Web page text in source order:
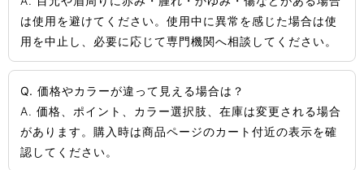
は使用を避けてください。使用中に異常を感じた場合は使
用を中止し、必要に応じて専門機関へ相談してください。
Q. 価格やカラーが違って見える場合は？
A. 価格、ポイント、カラー選択肢、在庫は変更される場合
があります。購入時は商品ページのカート付近の表示を確
認してください。